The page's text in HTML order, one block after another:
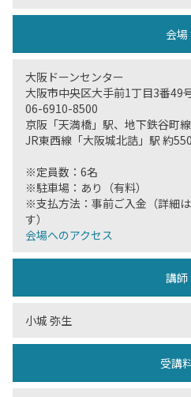
会場
大阪ドーンセンター
大阪市中央区大手前1丁目3番49
06-6910-8500
京阪「天満橋」駅、地下鉄谷町
JR東西線「大阪城北詰」駅 約
※定員数：6名
※駐車場：あり（有料）
※支払方法：事前ご入金（詳細
す）
会場へのアクセス
講師
小城 弥生
受講